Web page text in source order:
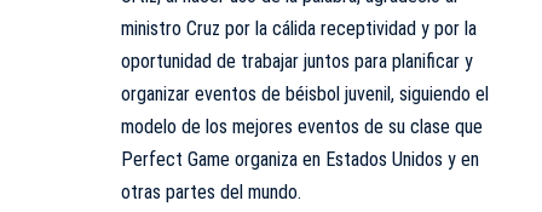
ministro Cruz por la cálida receptividad y por la
oportunidad de trabajar juntos para planificar y
organizar eventos de béisbol juvenil, siguiendo el
modelo de los mejores eventos de su clase que
Perfect Game organiza en Estados Unidos y en
otras partes del mundo.